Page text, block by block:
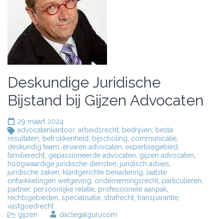
Deskundige Juridische
Bijstand bij Gijzen Advocaten
29 maart 2024
advocatenkantoor, arbeidsrecht bedrijven
beste
resultaten
betrokkenheid bijscholing communicatie
deskundig team ervaren advocaten expertisegebied
familierecht gepassioneerde advocaten gijzen advocaten
hoogwaardige juridische diensten juridisch advies
juridische zaken
klantgerichte benadering
laatste
ontwikkelingen wetgeving ondernemingsrecht particulieren
partner, persoonlijke relatie professionele aanpak
rechtsgebieden specialisatie strafrecht transparantie
vastgoedrecht
gijzen
daclegalgurucom